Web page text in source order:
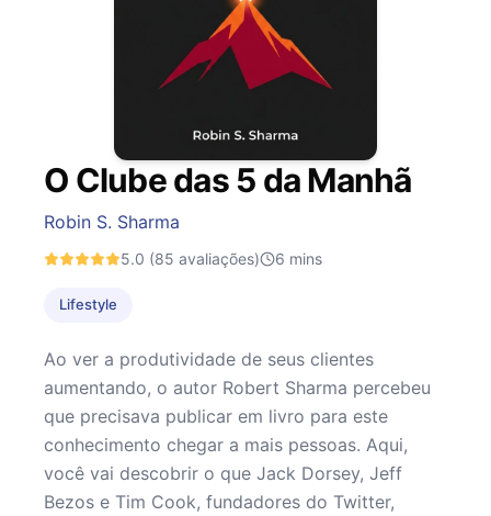
O Clube das 5 da Manhã
Robin S. Sharma
5.0 (85 avaliações) 6 mins
Lifestyle
Ao ver a produtividade de seus clientes
aumentando, o autor Robert Sharma percebeu
que precisava publicar em livro para este
conhecimento chegar a mais pessoas. Aqui,
você vai descobrir o que Jack Dorsey, Jeff
Bezos e Tim Cook, fundadores do Twitter,